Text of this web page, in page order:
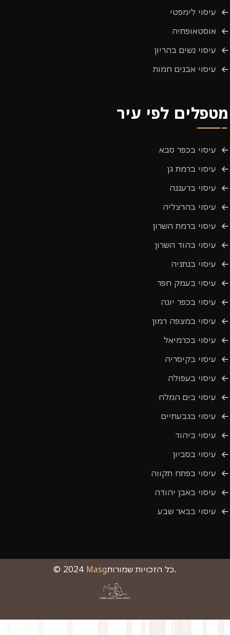
עיסוי לימפטי
אוסטאופתיה
עיסוי נשים בהריון
עיסוי אבנים חמות
מטפלים לפי עיר
עיסוי בכפר סבא
עיסוי ברמת גן
עיסוי ברעננה
עיסוי בהרצליה
עיסוי ברמת השרון
עיסוי בהוד השרון
עיסוי בנתניה
עיסוי בעמק חפר
עיסוי בכפר יונה
עיסוי במצפה רמון
עיסוי בכרמיאל
עיסוי בקיסריה
עיסוי בעפולה
עיסוי בים המלח
עיסוי בגבעתיים
עיסוי ביהוד
עיסוי בסביון
עיסוי בפתח תקווה
עיסוי באבן יהודה
עיסוי בבאר שבע
© 2024 Masg כל הזכויות שמורות.